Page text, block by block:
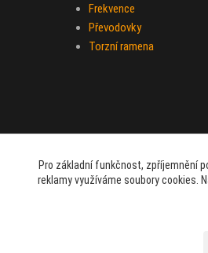
Frekvence
Převodovky
Torzní ramena
Pro základní funkčnost, zpříjemnění
reklamy využíváme soubory cookies.